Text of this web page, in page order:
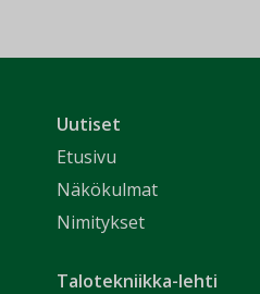
Uutiset
Etusivu
Näkökulmat
Nimitykset
Talotekniikka-lehti